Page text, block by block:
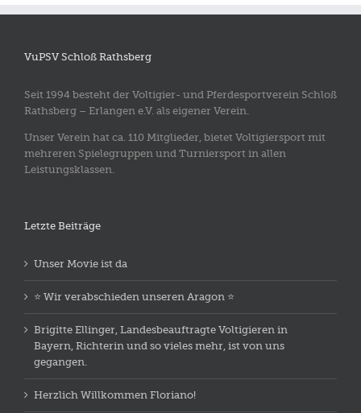
VuPSV Schloß Rathsberg
Seit 1994 besteht der Voltigier- und Pferdesportverein Schloß
Rathsberg – Erlangen e.V. als eigener Verein.
Unser Verein hat ca. 110 Mitglieder, bietet Voltigiersport mit
mehreren Spielegruppen und Turniersport in allen
Leistungsklassen.
Letzte Beiträge
Unser Movie ist da
⭐️ Wir verabschieden unseren Aragon ⭐️
Brigitte Ellinger, Landesbeauftragte Voltigieren in
Bayern, Richterin und so vieles mehr, ist von uns
gegangen.
Herzlich Willkommen Floriano!